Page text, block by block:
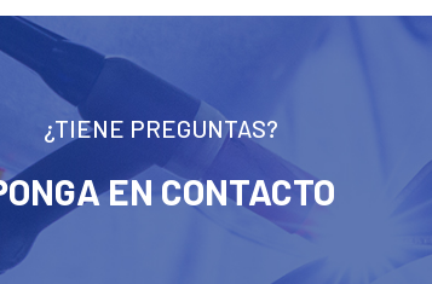
¿TIENE PREGUNTAS?
EN CONTACTO